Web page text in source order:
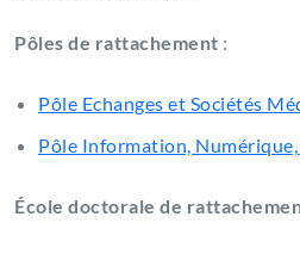
Pôles de rattachement :
Pôle Echanges et Sociétés
Pôle Information,
École doctorale de